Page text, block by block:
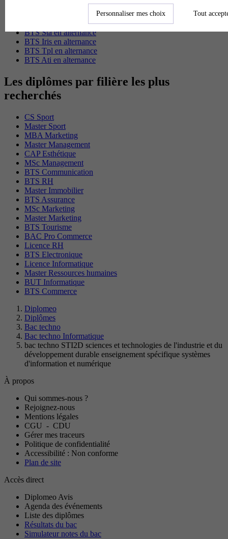
BTS Gpn en alternance
BTS Domotique en alternance
BAC Pro Agora en alternance
BTS Sta en alternance
BTS Iris en alternance
BTS Tpl en alternance
BTS Ati en alternance
Les diplômes par filière les plus
recherchés
CS Sport
Master Sport
MBA Marketing
Master Management
CAP Esthétique
MSc Management
BTS Communication
BTS RH
Master Immobilier
BTS Assurance
MSc Marketing
Master Marketing
BTS Tourisme
BAC Pro Commerce
Licence RH
BTS Electronique
Licence Informatique
Master Ressources humaines
BUT Informatique
BTS Commerce
Diplomeo
Diplômes
Bac techno
Bac techno Informatique
bac techno STI2D sciences et technologies de l'industrie et du
développement durable enseignement spécifique systèmes
d'information et numérique
À propos
Qui sommes-nous ?
Rejoignez-nous
Mentions légales
CGU - CDU
Gérer mes traceurs
Politique de confidentialité
Accessibilité : Non conforme
Plan de site
Accès direct
Diplomeo Avis
Agenda des événements
Liste des diplômes
Résultats du bac
Simulateur notes du bac
Personnaliser mes choix Tout